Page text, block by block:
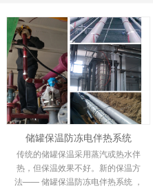
储罐保温防冻电伴热系统
传统的储罐保温采用蒸汽或热水伴
热，但保温效果不好。新的保温方
法—— 储罐保温防冻电伴热系统 ，